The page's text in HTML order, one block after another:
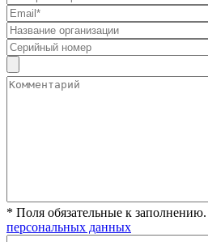
* Поля обязательные к
персональных данных